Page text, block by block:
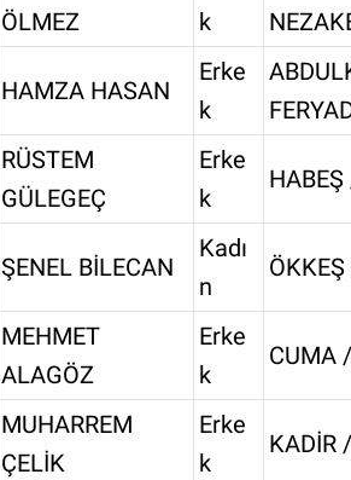
ÖLMEZ
k
HAMZA HASAN
Erke
k
RÜSTEM
GÜLEGEÇ
Erke
k
ŞENEL BİLECAN
Kadı
n
MEHMET
ALAGÖZ
Erke
k
CUMA
MUHARREM
ÇELİK
Erke
k
KADİR